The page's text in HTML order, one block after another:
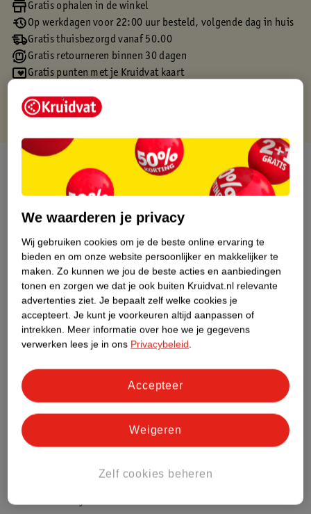
Gratis ophalen in de winkel
Op werkdagen voor 22:00 uur besteld, volgende dag in huis
Gratis thuisbezorgd vanaf 50.00
Gratis retourneren binnen 30 dagen
Gratis punten met je Kruidvat kaart
Over dit product
Productinformatie
Etiketinformatie
Nature Impact Score
Dit product heeft (nog) geen Nature
Impact Score.
Meer informatie
Bestel & Bezorginformatie
Bekijk ook
Alle Speelfiguren
Hoe controleren wij de reviews?
We waarderen je privacy
Wij gebruiken cookies om je de beste online ervaring te
bieden en om onze website persoonlijker en makkelijker te
maken. Zo kunnen we jou de beste acties en aanbiedingen
tonen en zorgen we dat je ook buiten Kruidvat.nl relevante
advertenties ziet. Je bepaalt zelf welke cookies je
accepteert. Je kunt je voorkeuren altijd aanpassen of
intrekken. Meer informatie over hoe we je gegevens
verwerken lees je in ons Privacybeleid.
Zelf cookies beheren
Weigeren
Accepteer